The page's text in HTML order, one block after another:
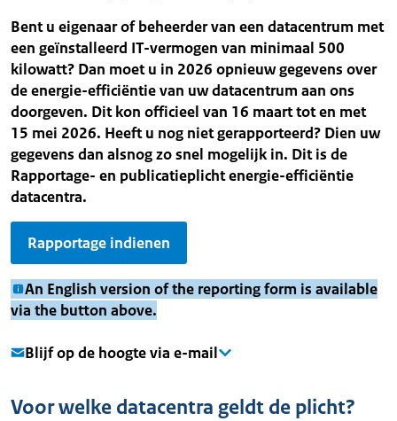
Bent u eigenaar of beheerder van een datacentrum met
een geïnstalleerd IT-vermogen van minimaal 500
kilowatt? Dan moet u in 2026 opnieuw gegevens over
de energie-efficiëntie van uw datacentrum aan ons
doorgeven. Dit kon officieel van 16 maart tot en met
15 mei 2026. Heeft u nog niet gerapporteerd? Dien uw
gegevens dan alsnog zo snel mogelijk in. Dit is de
Rapportage- en publicatieplicht energie-efficiëntie
datacentra.
Rapportage indienen
An English version of the reporting form is available
via the button above.
Blijf op de hoogte via e-mail
Voor welke datacentra geldt de plicht?